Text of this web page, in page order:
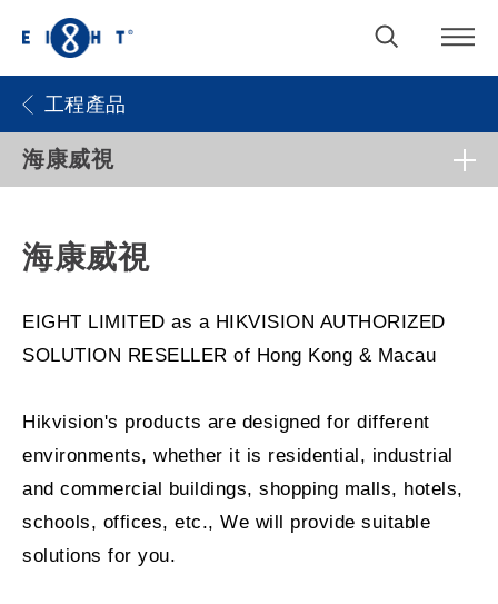
工程產品
​海康威視
​海康威視
EIGHT LIMITED as a HIKVISION AUTHORIZED
SOLUTION RESELLER of Hong Kong & Macau
Hikvision's products are designed for different
environments, whether it is residential, industrial
and commercial buildings, shopping malls, hotels,
schools, offices, etc., We will provide suitable
solutions for you.